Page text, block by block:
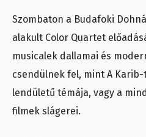
Szombaton a Budafoki
alakult Color Quartet
musicalek dallamai és
csendülnek fel, mint A
lendületű témája, vagy a
filmek slágerei.